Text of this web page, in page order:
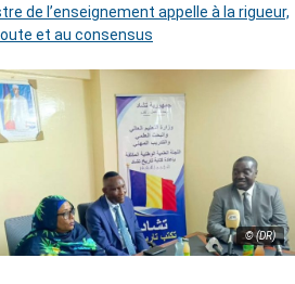
de l’enseignement appelle à la rigueur,
et au consensus
© (DR)